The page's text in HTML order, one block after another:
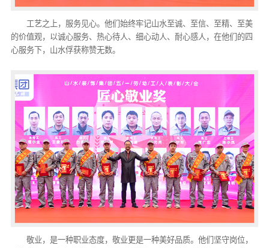
工艺之上，服务见心。他们始终牢记山水至诚、至信、至精、至美
的价值观，以诚心服务、热心待人、细心动人、耐心感人，在他们的四
心服务下，山水俘获称赞无数。
敬业，是一种职业态度，敬业更是一种美好品质。他们坚守岗位，